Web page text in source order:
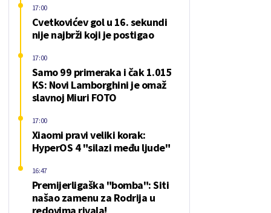
Cvetkovićev gol u 16. sekundi
nije najbrži koji je postigao
17:00
Samo 99 primeraka i čak 1.015
KS: Novi Lamborghini je omaž
slavnoj Miuri FOTO
17:00
Xiaomi pravi veliki korak:
HyperOS 4 "silazi među ljude"
17:00
Premijerligaška "bomba": Siti
našao zamenu za Rodrija u
16:47